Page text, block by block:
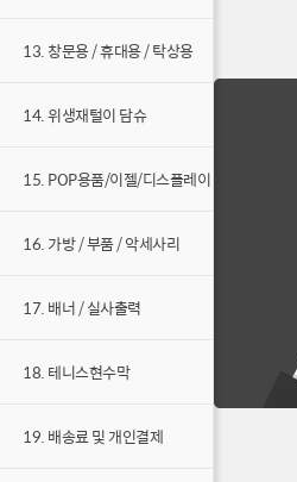
13. 창문용 / 휴대용 / 탁상용
14. 위생재털이 담슈
15. POP용품/이젤/디스플레이
16. 가방 / 부품 / 악세사리
17. 배너 / 실사출력
18. 테니스현수막
19. 배송료 및 개인결제